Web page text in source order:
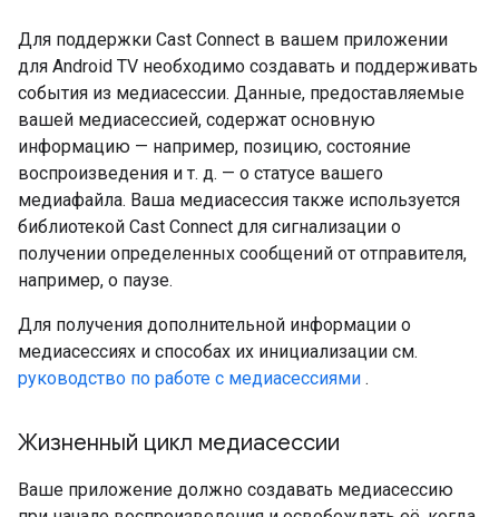
Для поддержки Cast Connect в вашем приложении
для Android TV необходимо создавать и поддерживать
события из медиасессии. Данные, предоставляемые
вашей медиасессией, содержат основную
информацию — например, позицию, состояние
воспроизведения и т. д. — о статусе вашего
медиафайла. Ваша медиасессия также используется
библиотекой Cast Connect для сигнализации о
получении определенных сообщений от отправителя,
например, о паузе.
Для получения дополнительной информации о
медиасессиях и способах их инициализации см.
руководство по работе с медиасессиями .
Жизненный цикл медиасессии
Ваше приложение должно создавать медиасессию